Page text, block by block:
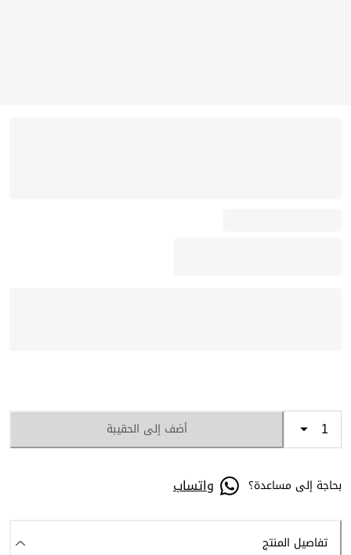
أضف إلى الحقيبة
بحاجة إلى مساعدة؟ واتساب
تفاصيل المنتج